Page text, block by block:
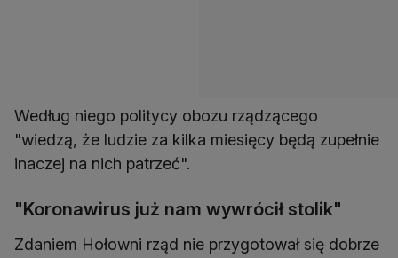
Według niego politycy obozu rządzącego
"wiedzą, że ludzie za kilka miesięcy będą zupełnie
inaczej na nich patrzeć".
"Koronawirus już nam wywrócił stolik"
Zdaniem Hołowni rząd nie przygotował się dobrze